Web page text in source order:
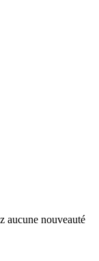
aucune nouveauté